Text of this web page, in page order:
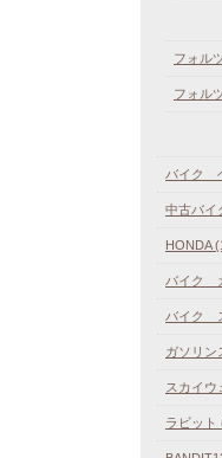
フォル
フォル
バイク
中古バ
HONDA
バイク
バイク
ガソリン
スカイ
ラビット